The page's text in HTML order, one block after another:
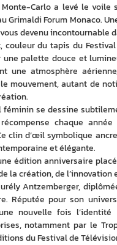
Carlo a levé le voile
Grimaldi Forum Monaco.
devenu
couleur du tapis du
une palette douce et
une atmosphère
le mouvement, autant de
se dessine
chaque
clin d’œil symbolique
et élégante.
édition anniversaire
la création, de
Antzemberger,
Réputée pour son
nouvelle fois
notamment par le
du Festival de